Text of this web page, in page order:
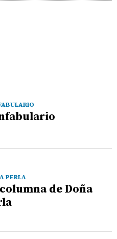
PERLA
de Doña